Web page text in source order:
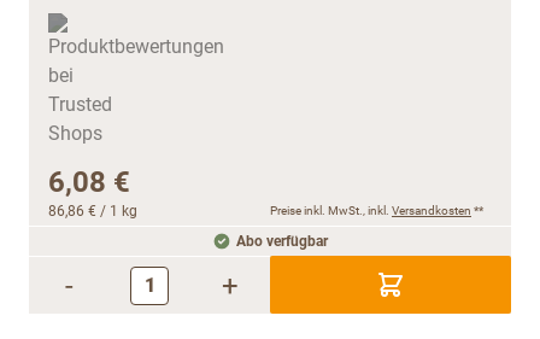
6,08 €
86,86 € / 1 kg Preise inkl. MwSt., inkl. Versandkosten **
Abo verfügbar
- +